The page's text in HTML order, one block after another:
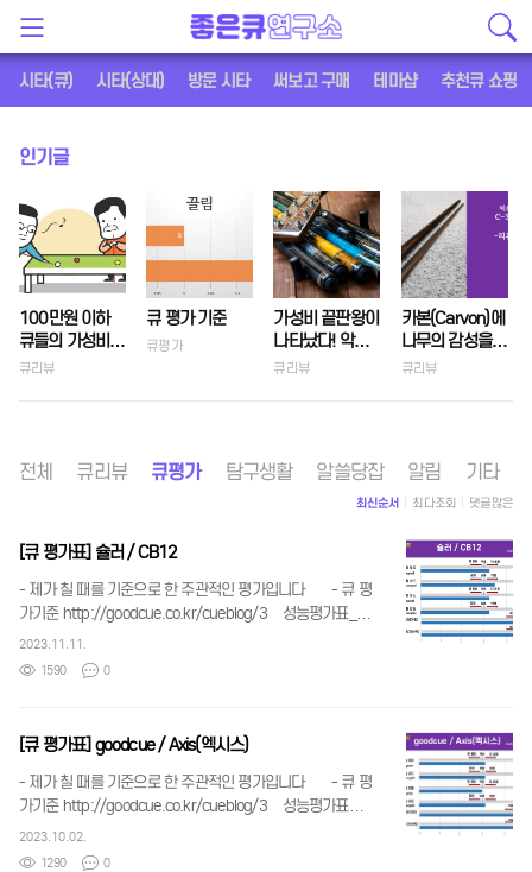
시타(큐) 시타(상대) 방문 시타 써보고 구매 테마샵 추천큐 쇼핑
인기글
100만원 이하
큐들의 가성비
집중탐구
큐리뷰
큐 평가 기준
큐평가
가성비 끝판왕이
나타났다! 악기
제조사의 실수,
큐리뷰
카본(Carvon)에
나무의 감성을
더하다 ( 빅본 C-
큐리뷰
전체 큐리뷰 큐평가 탐구생활 알쓸당잡 알림 기타
최신순서 최다조회 댓글많은
[큐 평가표] 슐러 / CB12
- 제가 칠 때를 기준으로 한 주관적인 평가입니다 - 큐 평
가기준 http://goodcue.co.kr/cueblog/3 성능평가표_슐
러_CB12.png 97.57 KB 큐성능 구분 및 수치기준.jpg
175.28 KB
2023.11.11.
1590
0
[큐 평가표] goodcue / Axis(엑시스)
- 제가 칠 때를 기준으로 한 주관적인 평가입니다 - 큐 평
가기준 http://goodcue.co.kr/cueblog/3 성능평가표
_goodcue_axis.png 133.14 KB 큐성능 구분 및 수치기
준.jpg 175.28 KB
2023.10.02.
1290
0